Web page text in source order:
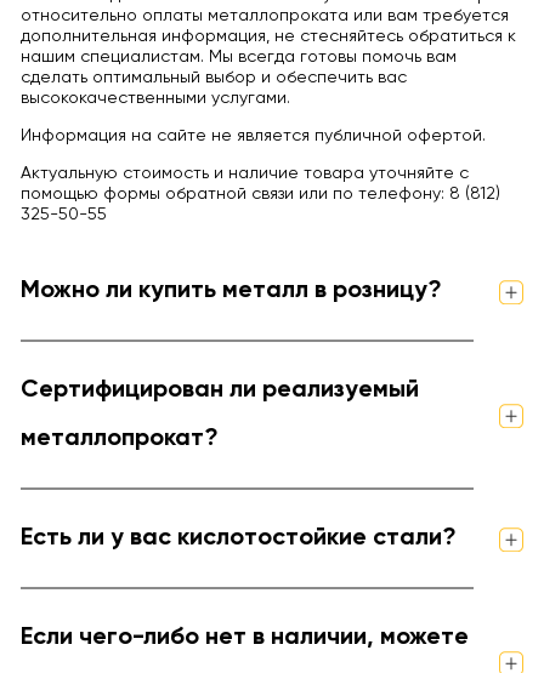
относительно оплаты металлопроката или вам требуется
дополнительная информация, не стесняйтесь обратиться к
нашим специалистам. Мы всегда готовы помочь вам
сделать оптимальный выбор и обеспечить вас
высококачественными услугами.
Информация на сайте не является публичной офертой.
Актуальную стоимость и наличие товара уточняйте с
помощью формы обратной связи или по телефону: 8 (812)
325-50-55
Можно ли купить металл в розницу?
Сертифицирован ли реализуемый
металлопрокат?
Есть ли у вас кислотостойкие стали?
Если чего-либо нет в наличии, можете